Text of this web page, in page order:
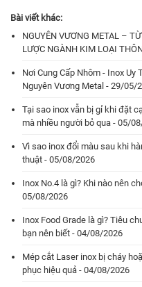
Bài viết khác:
NGUYÊN VƯƠNG METAL –
LƯỢC NGÀNH KIM LOẠI
Nơi Cung Cấp Nhôm - Inox
Nguyên Vương Metal - 29/05/
Tại sao inox vẫn bị gỉ khi đặt
mà nhiều người bỏ qua - 05/
Vì sao inox đổi màu sau khi
thuật - 05/08/2026
Inox No.4 là gì? Khi nào nên
05/08/2026
Inox Food Grade là gì? Tiêu
bạn nên biết - 04/08/2026
Mép cắt Laser inox bị cháy
phục hiệu quả - 04/08/2026